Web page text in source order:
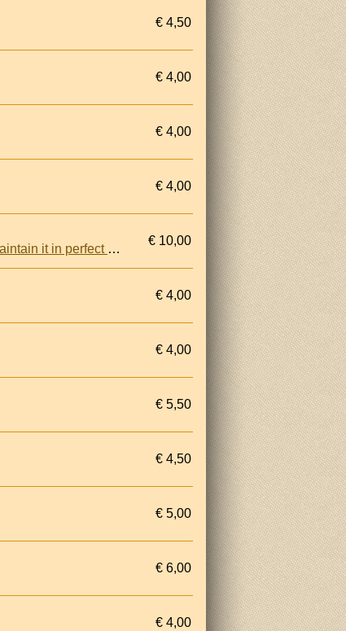
€ 4,50
€ 4,00
€ 4,00
€ 4,00
Your horse's skin: [the barometer of your horse's health]: [what ist is, what is does and how to maintain it in perfect condition]
€ 10,00
€ 4,00
€ 4,00
€ 5,50
€ 4,50
€ 5,00
€ 6,00
€ 4,00